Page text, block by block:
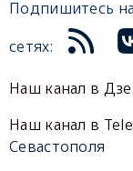
Подпишитесь
сетях:
Наш канал в
Наш канал в
Севастополя